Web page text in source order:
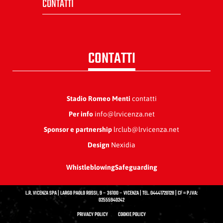
CONTATTI
CONTATTI
Stadio Romeo Menti contatti
Per infoinfo@lrvicenza.net
Sponsor e partnership lrclub@lrvicenza.net
Design Nexidia
WhistleblowingSafeguarding
L.R. VICENZA SPA | LARGO PAOLO ROSSI, 9 – 36100 – VICENZA | TEL. 04441720128 | CF = P.IVA:
02555940242
PRIVACY POLICY
COOKIE POLICY